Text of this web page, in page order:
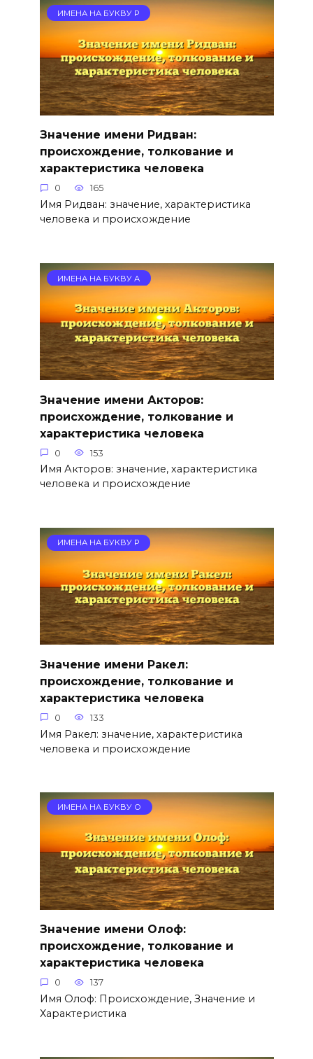
ИМЕНА НА БУКВУ Р
Значение имени Ридван:
происхождение, толкование и
характеристика человека
0 165
Имя Ридван: значение, характеристика
человека и происхождение
ИМЕНА НА БУКВУ А
Значение имени Акторов:
происхождение, толкование и
характеристика человека
0 153
Имя Акторов: значение, характеристика
человека и происхождение
ИМЕНА НА БУКВУ Р
Значение имени Ракел:
происхождение, толкование и
характеристика человека
0 133
Имя Ракел: значение, характеристика
человека и происхождение
ИМЕНА НА БУКВУ О
Значение имени Олоф:
происхождение, толкование и
характеристика человека
0 137
Имя Олоф: Происхождение, Значение и
Характеристика